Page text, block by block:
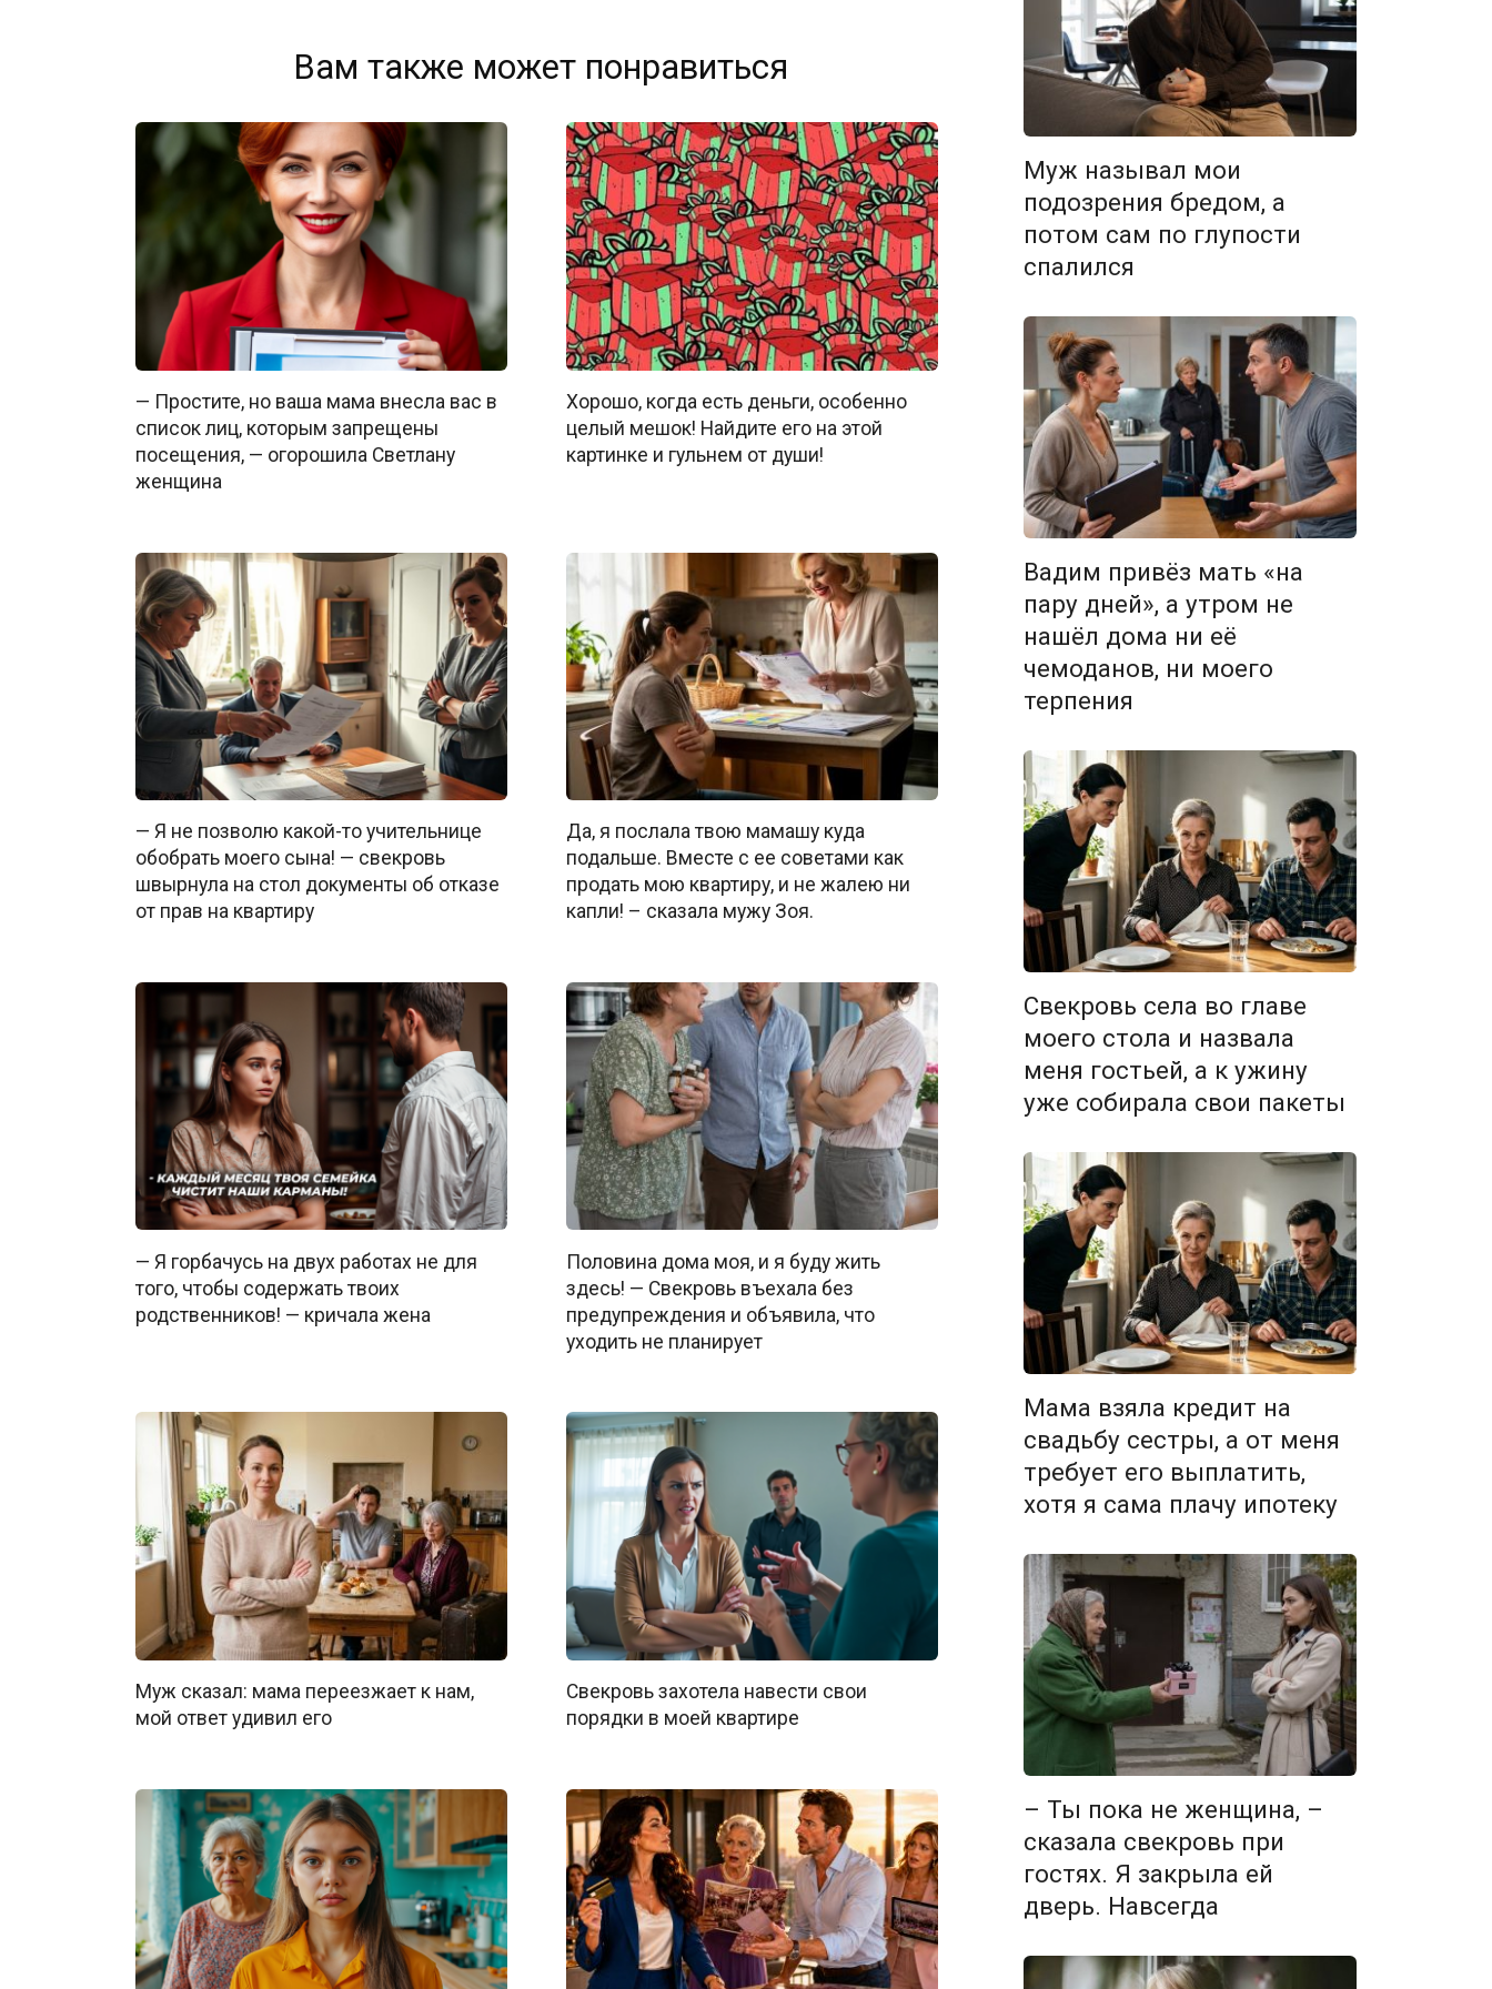
Вам также может понравиться
— Простите, но ваша мама внесла вас в
список лиц, которым запрещены
посещения, — огорошила Светлану
женщина
Хорошо, когда есть деньги, особенно
целый мешок! Найдите его на этой
картинке и гульнем от души!
— Я не позволю какой-то учительнице
обобрать моего сына! — свекровь
швырнула на стол документы об отказе
от прав на квартиру
Да, я послала твою мамашу куда
подальше. Вместе с ее советами как
продать мою квартиру, и не жалею ни
капли! – сказала мужу Зоя.
— Я горбачусь на двух работах не для
того, чтобы содержать твоих
родственников! — кричала жена
Половина дома моя, и я буду жить
здесь! — Свекровь въехала без
предупреждения и объявила, что
уходить не планирует
Муж сказал: мама переезжает к нам,
мой ответ удивил его
Свекровь захотела навести свои
порядки в моей квартире
Муж называл мои
подозрения бредом, а
потом сам по глупости
спалился
Вадим привёз мать «на
пару дней», а утром не
нашёл дома ни её
чемоданов, ни моего
терпения
Свекровь села во главе
моего стола и назвала
меня гостьей, а к ужину
уже собирала свои пакеты
Мама взяла кредит на
свадьбу сестры, а от меня
требует его выплатить,
хотя я сама плачу ипотеку
– Ты пока не женщина, –
сказала свекровь при
гостях. Я закрыла ей
дверь. Навсегда